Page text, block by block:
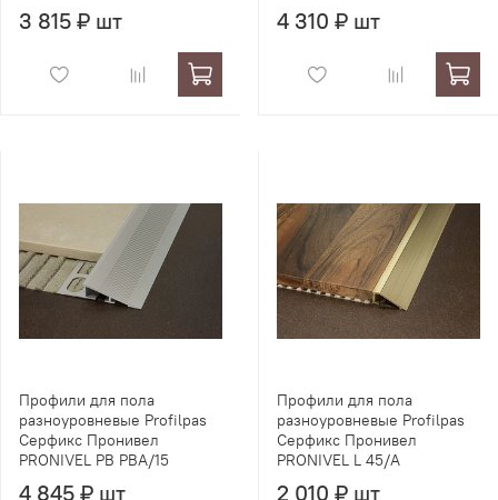
3 815 ₽ шт 4 310 ₽ шт
Профили для пола
разноуровневые Profilpas
Серфикс Пронивел
PRONIVEL PB PBA/15
4 845 ₽ шт
Профили для пола
разноуровневые Profilpas
Серфикс Пронивел
PRONIVEL L 45/A
2 010 ₽ шт